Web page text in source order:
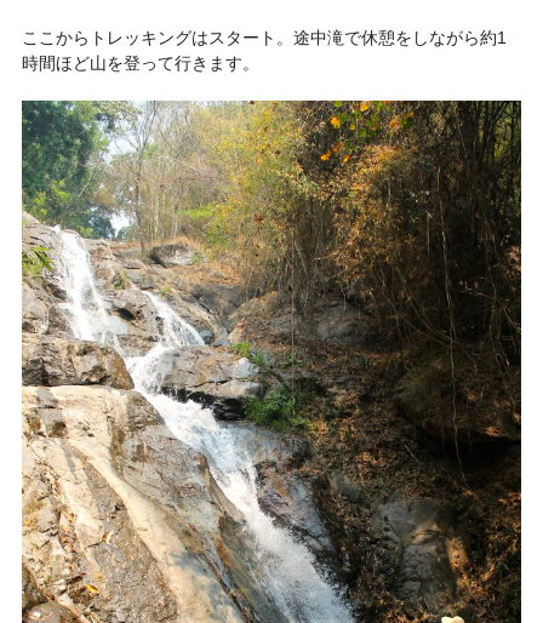
ここからトレッキングはスタート。途中滝で休憩をしながら約1
時間ほど山を登って行きます。